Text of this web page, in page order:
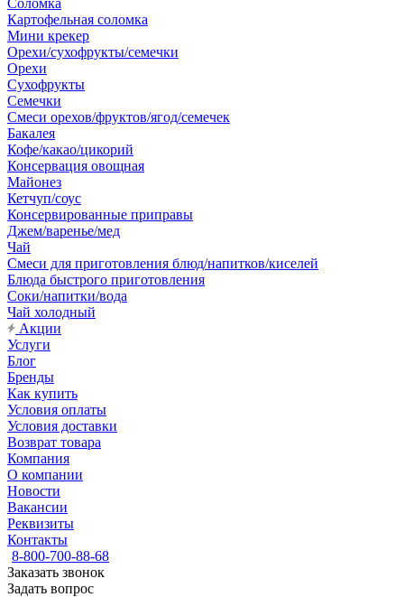
Соломка
Картофельная соломка
Мини крекер
Орехи/сухофрукты/семечки
Орехи
Сухофрукты
Семечки
Смеси орехов/фруктов/ягод/семечек
Бакалея
Кофе/какао/цикорий
Консервация овощная
Майонез
Кетчуп/соус
Консервированные приправы
Джем/варенье/мед
Чай
Смеси для приготовления блюд/напитков/киселей
Блюда быстрого приготовления
Соки/напитки/вода
Чай холодный
Акции
Услуги
Блог
Бренды
Как купить
Условия оплаты
Условия доставки
Возврат товара
Компания
О компании
Новости
Вакансии
Реквизиты
Контакты
8-800-700-88-68
Заказать звонок
Задать вопрос